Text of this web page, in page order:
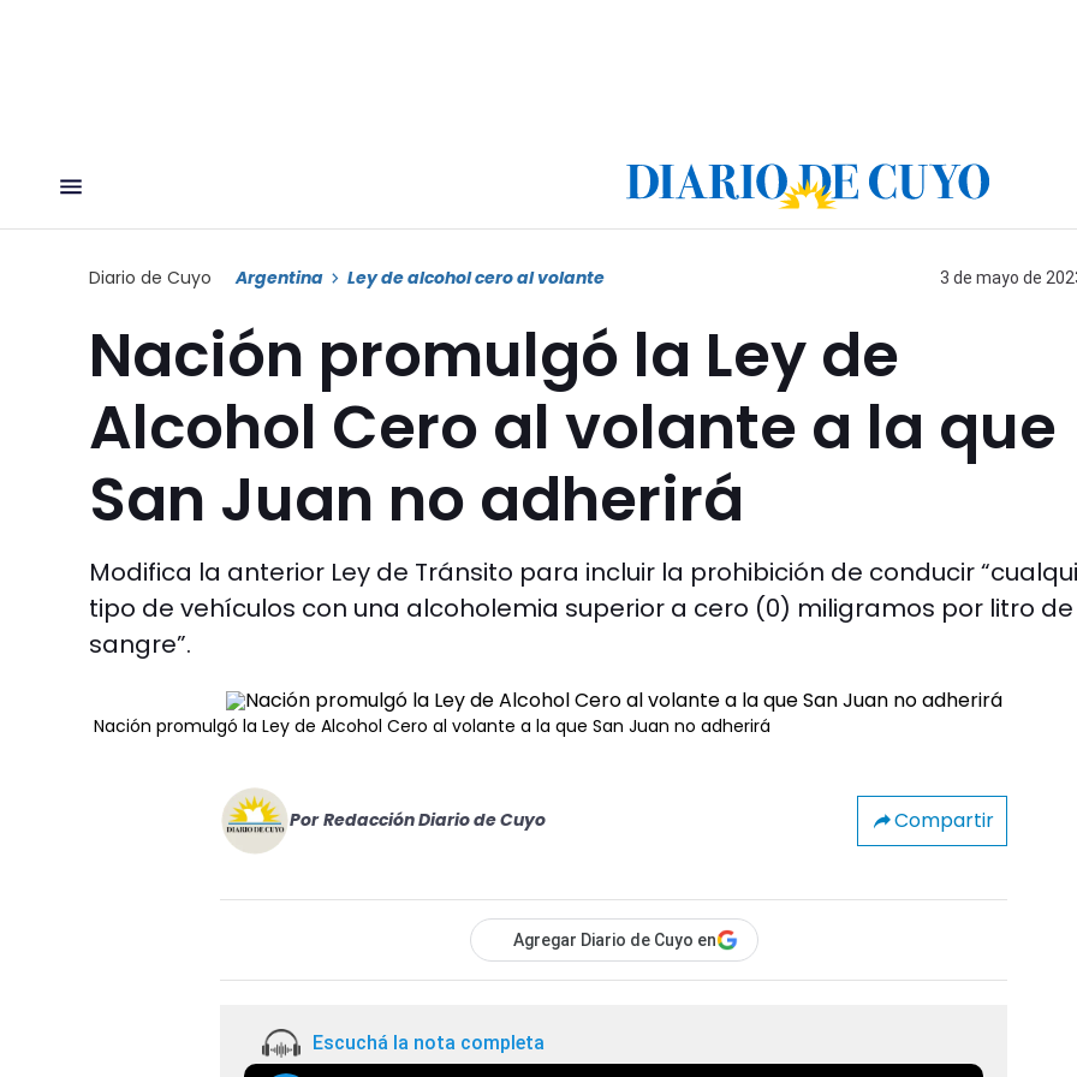
Diario de Cuyo Argentina Ley de alcohol cero al volante 3 de mayo de
Nación promulgó la Ley de
Alcohol Cero al volante a la que
San Juan no adherirá
Modifica la anterior Ley de Tránsito para incluir la prohibición de conducir
tipo de vehículos con una alcoholemia superior a cero (0) miligramos por litro de
sangre”.
Nación promulgó la Ley de Alcohol Cero al volante a la que San Juan no adherirá
Por Redacción Diario de Cuyo Compartir
Agregar Diario de Cuyo en
Escuchá la nota completa